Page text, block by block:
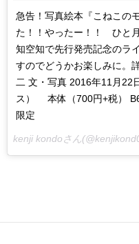
急告！写真絵本『こねこの
た！！やったー！！ ひと
知空知で先行発売記念のラ
すのでどうかお楽しみに。
二 文・写真 2016年11月22
ス） 本体（700円+税）
限定
kenji kondoさん